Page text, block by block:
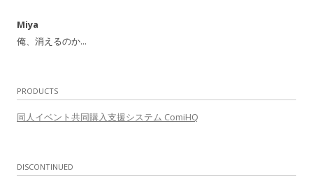
Miya
俺、消えるのか...
PRODUCTS
同人イベント共同購入支援システム ComiHQ
DISCONTINUED